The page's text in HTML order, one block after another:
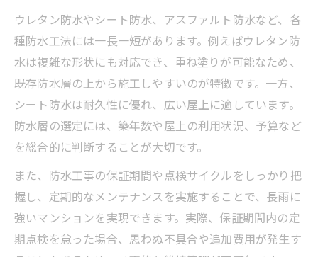
ウレタン防水やシート防水、アスファルト防水など、各
種防水工法には一長一短があります。例えばウレタン防
水は複雑な形状にも対応でき、重ね塗りが可能なため、
既存防水層の上から施工しやすいのが特徴です。一方、
シート防水は耐久性に優れ、広い屋上に適しています。
防水層の選定には、築年数や屋上の利用状況、予算など
を総合的に判断することが大切です。
また、防水工事の保証期間や点検サイクルをしっかり把
握し、定期的なメンテナンスを実施することで、長雨に
強いマンションを実現できます。実際、保証期間内の定
期点検を怠った場合、思わぬ不具合や追加費用が発生す